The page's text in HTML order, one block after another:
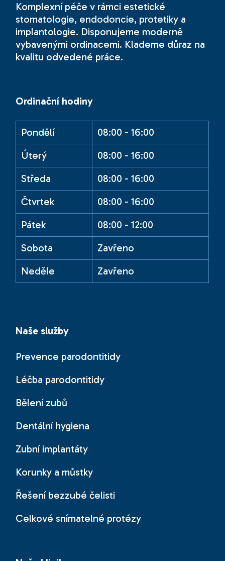
Komplexní péče v rámci estetické
stomatologie, endodoncie, protetiky a
implantologie. Disponujeme moderně
vybavenými ordinacemi. Klademe důraz na
kvalitu odvedené práce.
Ordinační hodiny
Pondělí
08:00 - 16:00
Úterý
08:00 - 16:00
Středa
08:00 - 16:00
Čtvrtek
08:00 - 16:00
Pátek
08:00 - 12:00
Sobota
Zavřeno
Neděle
Zavřeno
Naše služby
Prevence parodontitidy
Léčba parodontitidy
Bělení zubů
Dentální hygiena
Zubní implantáty
Korunky a můstky
Řešení bezzubé čelisti
Celkové snímatelné protézy